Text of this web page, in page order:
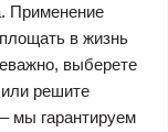
Применение
в жизнь
выберете
решите
мы гарантируем